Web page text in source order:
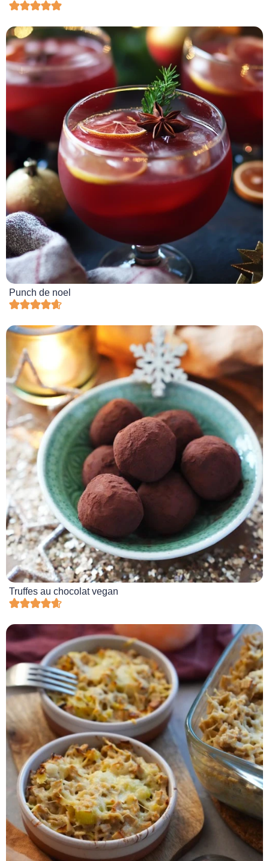
Punch de noel
Truffes au chocolat vegan